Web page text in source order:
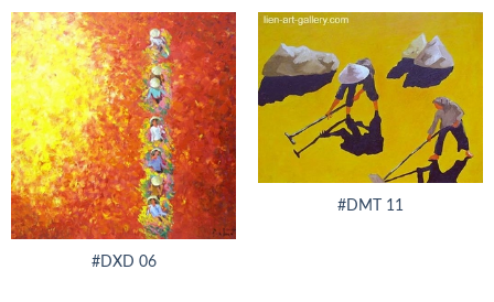
#DXD 06
#DMT 11